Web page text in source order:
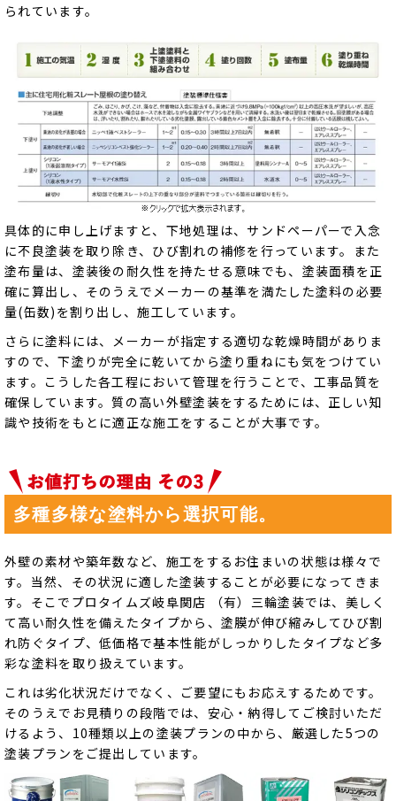
られています。
具体的に申し上げますと、下地処理は、サンドペーパーで入念
に不良塗装を取り除き、ひび割れの補修を行っています。また
塗布量は、塗装後の耐久性を持たせる意味でも、塗装面積を正
確に算出し、そのうえでメーカーの基準を満たした塗料の必要
量(缶数)を割り出し、施工しています。
さらに塗料には、メーカーが指定する適切な乾燥時間がありま
すので、下塗りが完全に乾いてから塗り重ねにも気をつけてい
ます。こうした各工程において管理を行うことで、工事品質を
確保しています。質の高い外壁塗装をするためには、正しい知
識や技術をもとに適正な施工をすることが大事です。
多種多様な塗料から選択可能。
外壁の素材や築年数など、施工をするお住まいの状態は様々で
す。当然、その状況に適した塗装することが必要になってきま
す。そこでプロタイムズ岐阜関店 （有）三輪塗装では、美しく
て高い耐久性を備えたタイプから、塗膜が伸び縮みしてひび割
れ防ぐタイプ、低価格で基本性能がしっかりしたタイプなど多
彩な塗料を取り扱えています。
これは劣化状況だけでなく、ご要望にもお応えするためです。
そのうえでお見積りの段階では、安心・納得してご検討いただ
けるよう、10種類以上の塗装プランの中から、厳選した5つの
塗装プランをご提出しています。